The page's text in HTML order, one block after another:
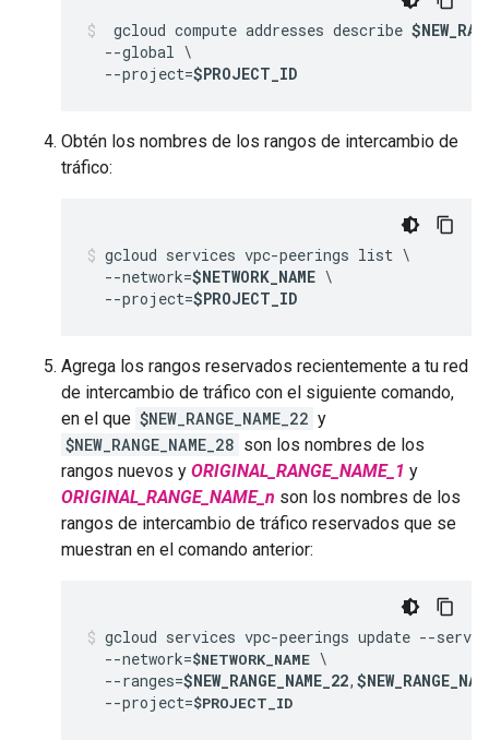
gcloud compute addresses describe
  --global \
  --project=
$PROJECT_ID
Obtén los nombres de los rangos de intercambio de
tráfico:
gcloud services vpc-peerings list \
  --network=
$NETWORK_NAME \
  --project=
$PROJECT_ID
Agrega los rangos reservados recientemente a tu red
de intercambio de tráfico con el siguiente comando,
en el que $NEW_RANGE_NAME_22 y
$NEW_RANGE_NAME_28 son los nombres de los
rangos nuevos y ORIGINAL_RANGE_NAME_1 y
ORIGINAL_RANGE_NAME_ n son los nombres de los
rangos de intercambio de tráfico reservados que se
muestran en el comando anterior:
gcloud services vpc-peerings update --
  --network=
$NETWORK_NAME \
  --ranges=
$NEW_RANGE_NAME_22,
  --project=
$PROJECT_ID